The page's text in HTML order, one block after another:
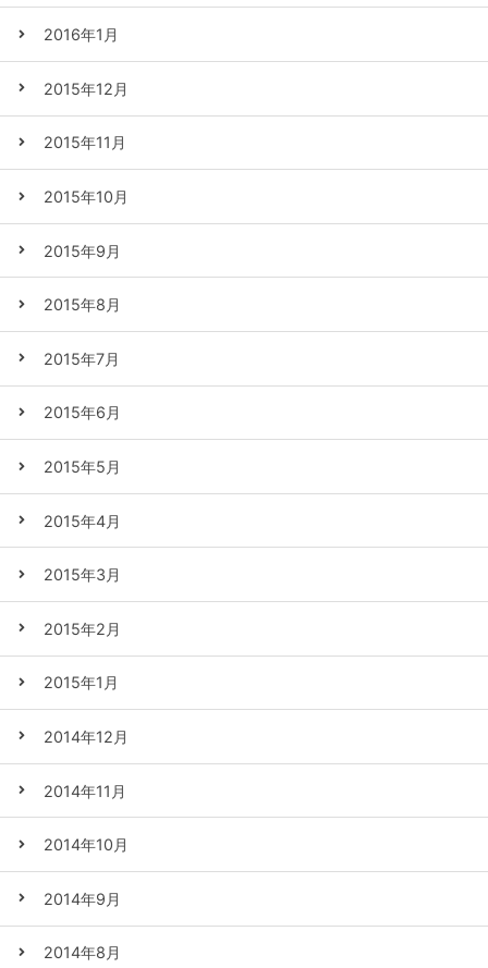
2016年1月
2015年12月
2015年11月
2015年10月
2015年9月
2015年8月
2015年7月
2015年6月
2015年5月
2015年4月
2015年3月
2015年2月
2015年1月
2014年12月
2014年11月
2014年10月
2014年9月
2014年8月